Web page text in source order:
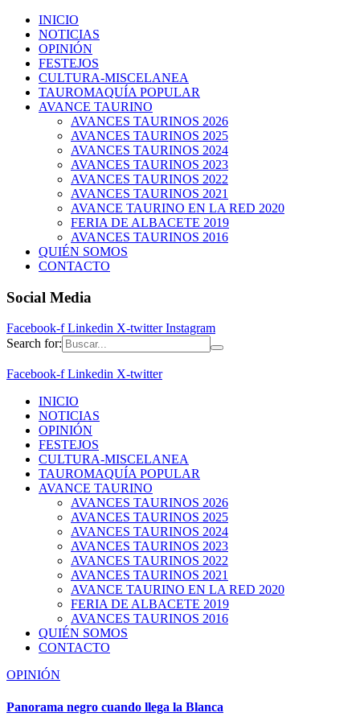
INICIO
NOTICIAS
OPINIÓN
FESTEJOS
CULTURA-MISCELANEA
TAUROMAQUÍA POPULAR
AVANCE TAURINO
AVANCES TAURINOS 2026
AVANCES TAURINOS 2025
AVANCES TAURINOS 2024
AVANCES TAURINOS 2023
AVANCES TAURINOS 2022
AVANCES TAURINOS 2021
AVANCE TAURINO EN LA RED 2020
FERIA DE ALBACETE 2019
AVANCES TAURINOS 2016
QUIÉN SOMOS
CONTACTO
Social Media
Facebook-f Linkedin X-twitter Instagram
Search for:
Facebook-f Linkedin X-twitter
INICIO
NOTICIAS
OPINIÓN
FESTEJOS
CULTURA-MISCELANEA
TAUROMAQUÍA POPULAR
AVANCE TAURINO
AVANCES TAURINOS 2026
AVANCES TAURINOS 2025
AVANCES TAURINOS 2024
AVANCES TAURINOS 2023
AVANCES TAURINOS 2022
AVANCES TAURINOS 2021
AVANCE TAURINO EN LA RED 2020
FERIA DE ALBACETE 2019
AVANCES TAURINOS 2016
QUIÉN SOMOS
CONTACTO
OPINIÓN
Panorama negro cuando llega la Blanca